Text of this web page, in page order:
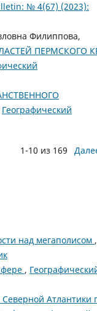
№ 4(67) (2023):
Филиппова,
ПЕРМСКОГО
Географический
1-10 из 169
над мегаполисом ,
,
Атлантики